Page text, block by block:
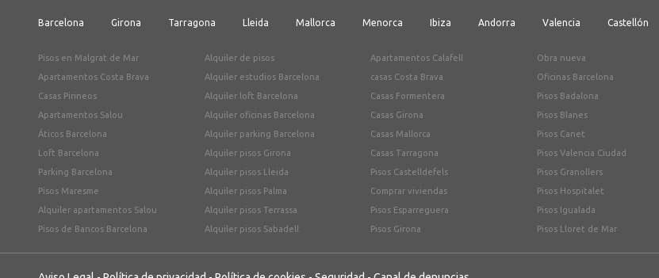
Barcelona Girona Tarragona Lleida Mallorca Menorca Ibiza Andorra Valencia Castellón
Pisos en Malgrat de Mar
Apartamentos Costa Brava
Casas Pirineos
Apartamentos Salou
Áticos Barcelona
Loft Barcelona
Parking Barcelona
Pisos Maresme
Alquiler apartamentos Salou
Pisos de Bancos Barcelona
Alquiler de pisos
Alquiler estudios Barcelona
Alquiler loft Barcelona
Alquiler oficinas Barcelona
Alquiler parking Barcelona
Alquiler pisos Girona
Alquiler pisos Lleida
Alquiler pisos Palma
Alquiler pisos Terrassa
Alquiler pisos Sabadell
Apartamentos Calafell
casas Costa Brava
Casas Formentera
Casas Girona
Casas Mallorca
Casas Tarragona
Pisos Castelldefels
Comprar viviendas
Pisos Esparreguera
Pisos Girona
Obra nueva
Oficinas Barcelona
Pisos Badalona
Pisos Blanes
Pisos Canet
Pisos Valencia Ciudad
Pisos Granollers
Pisos Hospitalet
Pisos Igualada
Pisos Lloret de Mar